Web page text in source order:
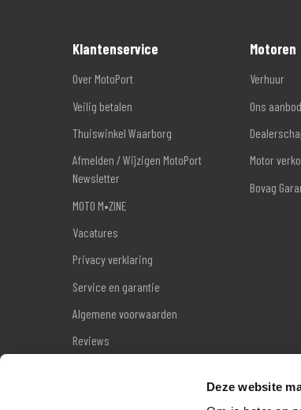
Deze website
Klantenservice
Over MotoPort
Veilig betalen
Thuiswinkel Waarborg
Afmelden / Wijzigen MotoPort
Newsletter
MOTO M•ZINE
Vacatures
Privacy verklaring
Service en garantie
Algemene voorwaarden
Reviews
Motoren
Verhuur
Ons aanbod
Motor
Bovag